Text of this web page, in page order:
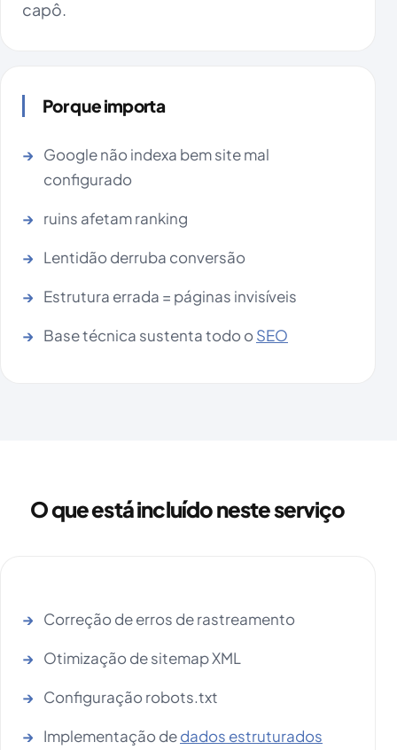
capô.
Por que importa
Google não indexa bem site mal
configurado
ruins afetam ranking
Lentidão derruba conversão
Estrutura errada = páginas invisíveis
Base técnica sustenta todo oSEO
O que está incluído neste serviço
Correção de erros de rastreamento
Otimização de sitemap XML
Configuração robots.txt
Implementação dedados estruturados